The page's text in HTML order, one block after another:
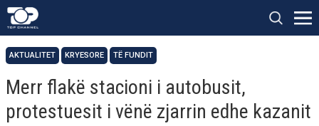
AKTUALITET KRYESORE TË FUNDIT
Merr flakë stacioni i autobusit,
protestuesit i vënë zjarrin edhe kazanit